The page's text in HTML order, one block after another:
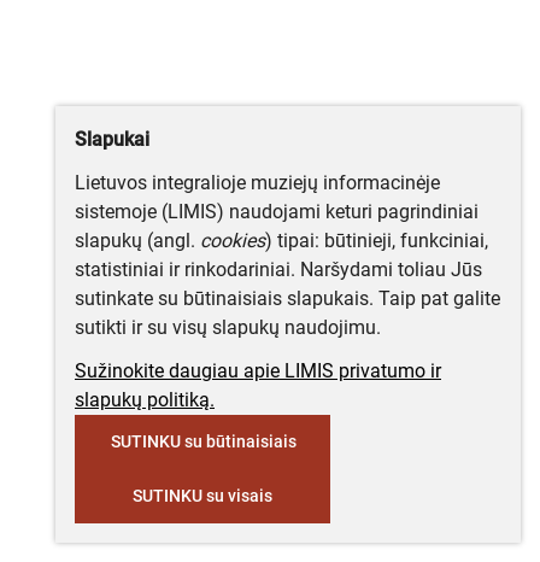
Slapukai
Lietuvos integralioje muziejų informacinėje
sistemoje (LIMIS) naudojami keturi pagrindiniai
slapukų (angl. cookies) tipai: būtinieji, funkciniai,
statistiniai ir rinkodariniai. Naršydami toliau Jūs
sutinkate su būtinaisiais slapukais. Taip pat galite
sutikti ir su visų slapukų naudojimu.
Sužinokite daugiau apie LIMIS privatumo ir
slapukų politiką.
SUTINKU su būtinaisiais
SUTINKU su visais